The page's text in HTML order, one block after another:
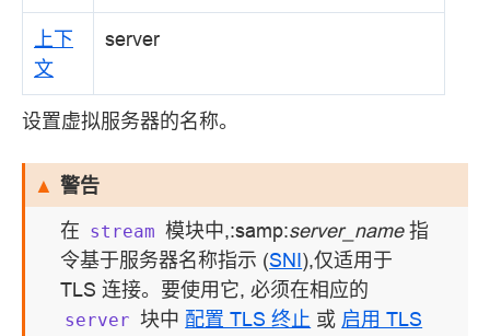
上下
文
server
设置虚拟服务器的名称。
警告
在 stream 模块中,:samp:server_name指
令基于服务器名称指示 (SNI),仅适用于
TLS 连接。要使用它, 必须在相应的
server 块中 配置 TLS 终止 或 启用 TLS